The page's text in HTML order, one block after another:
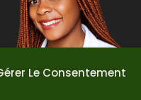
Le Consentement